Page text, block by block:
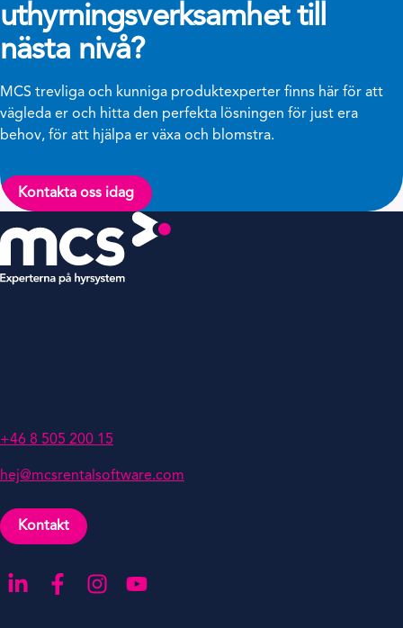
uthyrningsverksamhet till
nästa nivå?
MCS trevliga och kunniga produktexperter finns här för att
vägleda er och hitta den perfekta lösningen för just era
behov, för att hjälpa er växa och blomstra.
Kontakta oss idag
+46 8 505 200 15
hej@mcsrentalsoftware.com
Kontakt
Gå till LinkedIn
Gå till Facebook
Gå till Instagra
Gå till YouTube